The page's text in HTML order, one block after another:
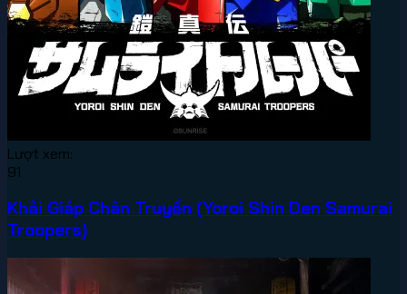
Lượt xem:
91
Khải Giáp Chân Truyền (Yoroi Shin Den Samurai
Troopers)